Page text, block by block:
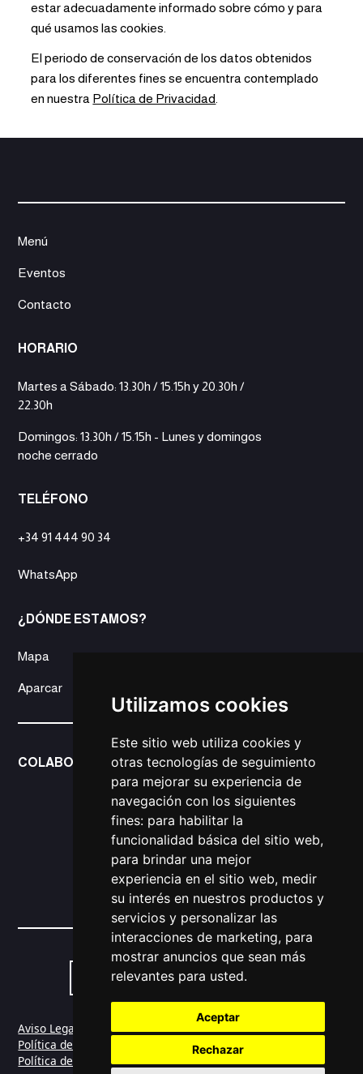
Utilizamos cookies
Este sitio web utiliza cookies y
otras tecnologías de seguimiento
para mejorar su experiencia de
navegación con los siguientes
fines: para habilitar la
funcionalidad básica del sitio web,
para brindar una mejor
experiencia en el sitio web, medir
su interés en nuestros productos y
servicios y personalizar las
interacciones de marketing, para
mostrar anuncios que sean más
relevantes para usted.
Aceptar
Rechazar
estar adecuadamente informado sobre cómo y para
qué usamos las cookies.
El periodo de conservación de los datos obtenidos
para los diferentes fines se encuentra contemplado
en nuestra Política de Privacidad
Menú
Eventos
Contacto
HORARIO
Martes a Sábado: 13.30h / 15.15h y 20.30h /
22.30h
Domingos: 13.30h / 15.15h - Lunes y domingos
noche cerrado
TELÉFONO
+34 91 444 90 34
WhatsApp
¿DÓNDE ESTAMOS?
Mapa
Aparcar
COLABORADORES
Aviso Legal
Política de Privacidad
Política de Cookies
Concepto & Diseño Romero Artero